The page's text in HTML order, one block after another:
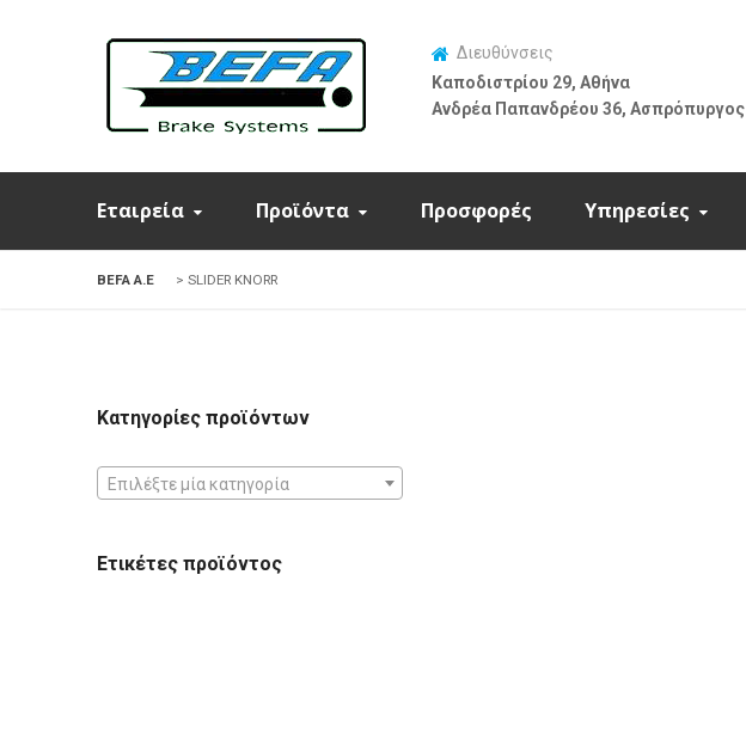
Διευθύνσεις
Καποδιστρίου 29, Αθήνα
Ανδρέα Παπανδρέου 36, Ασπρόπυργος
Εταιρεία Προϊόντα Προσφορές Υπηρεσίες
BEFA Α.Ε > SLIDER KNORR
Κατηγορίες προϊόντων
Επιλέξτε μία κατηγορία
Ετικέτες προϊόντος